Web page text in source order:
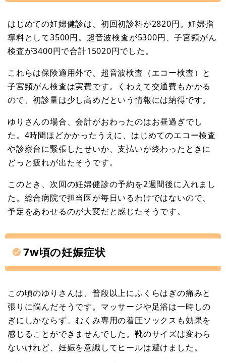
はじめての妊婦健診は、初回初診料が2820円。妊婦指
導料として3500円。超音波検査が5300円、子宮頸がん
検査が3400円で合計15020円でした。
これらは保険適用外で、超音波検査（エコー検査）と
子宮頸がん検査は実費です。くわえて交通費もかかる
ので、初診量は少し高めだという情報には納得です。
ゆりさんの場合、会計がおわったのはお昼過ぎでし
た。4時間ほどかかったうえに、はじめてのエコー検査
や診察台に緊張したせいか、支払いが終わったときに
どっと疲れが出たそうです。
このとき、次回の妊婦健診の予約を2週間後に入れまし
た。総合病院で担当医が毎日いるわけではないので、
予定をあわせるのが大変だと感じたそうです。
7w頃の妊娠症状
この頃のゆりさんは、普段以上にふくらはぎの痛みと
張りに悩んだそうです。マッサージや足浴は一時しの
ぎにしかならず、むくみ専用の着圧ソックスも効果を
感じることができませんでした。靴のサイズは変わら
ないけれど、妊娠を意識してヒールは避けました。